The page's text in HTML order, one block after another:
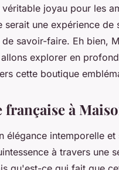
joyau pour les
une expérience de
savoir-faire. Eh bien,
explorer en
cette boutique
à
élégance intemporelle
à travers une